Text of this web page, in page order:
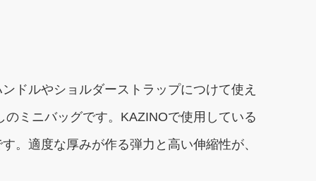
ドルやショルダーストラップにつけて使え
ミニバッグです。KAZINOで使用している
。適度な厚みが作る弾力と高い伸縮性が、